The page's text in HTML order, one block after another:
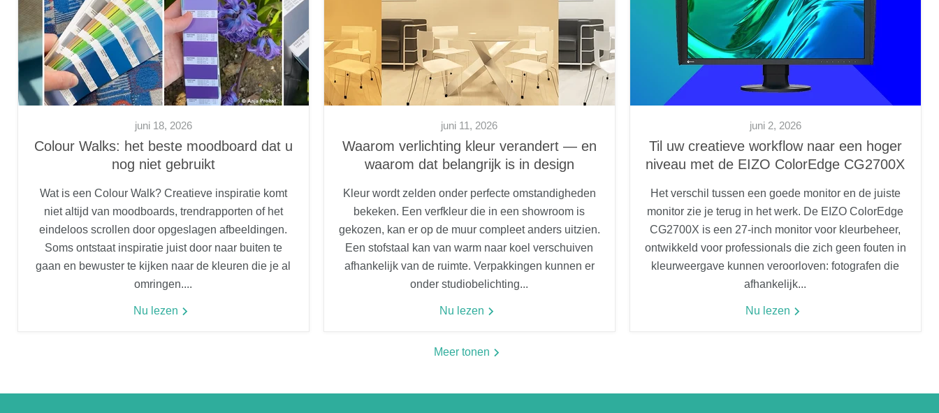
juni 18, 2026
Colour Walks: het beste moodboard dat u
nog niet gebruikt
Wat is een Colour Walk? Creatieve inspiratie komt
niet altijd van moodboards, trendrapporten of het
eindeloos scrollen door opgeslagen afbeeldingen.
Soms ontstaat inspiratie juist door naar buiten te
gaan en bewuster te kijken naar de kleuren die je al
omringen....
Nu lezen
juni 11, 2026
Waarom verlichting kleur verandert — en
waarom dat belangrijk is in design
Kleur wordt zelden onder perfecte omstandigheden
bekeken. Een verfkleur die in een showroom is
gekozen, kan er op de muur compleet anders uitzien.
Een stofstaal kan van warm naar koel verschuiven
afhankelijk van de ruimte. Verpakkingen kunnen er
onder studiobelichting...
Nu lezen
juni 2, 2026
Til uw creatieve workflow naar een hoger
niveau met de EIZO ColorEdge CG2700X
Het verschil tussen een goede monitor en de juiste
monitor zie je terug in het werk. De EIZO ColorEdge
CG2700X is een 27-inch monitor voor kleurbeheer,
ontwikkeld voor professionals die zich geen fouten in
kleurweergave kunnen veroorloven: fotografen die
afhankelijk...
Nu lezen
Meer tonen